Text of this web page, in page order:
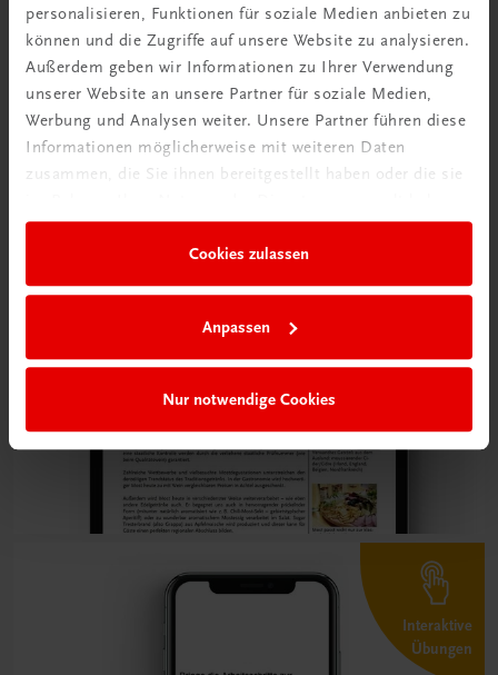
personalisieren, Funktionen für soziale Medien anbieten zu
können und die Zugriffe auf unsere Website zu analysieren.
Außerdem geben wir Informationen zu Ihrer Verwendung
unserer Website an unsere Partner für soziale Medien,
Werbung und Analysen weiter. Unsere Partner führen diese
Informationen möglicherweise mit weiteren Daten
zusammen, die Sie ihnen bereitgestellt haben oder die sie
Cookies zulassen
Anpassen
Nur notwendige Cookies
Interaktive
Übungen